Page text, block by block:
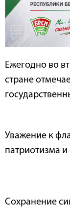
Ежегодно во
стране
Уважение к
патриотизма
Сохранение